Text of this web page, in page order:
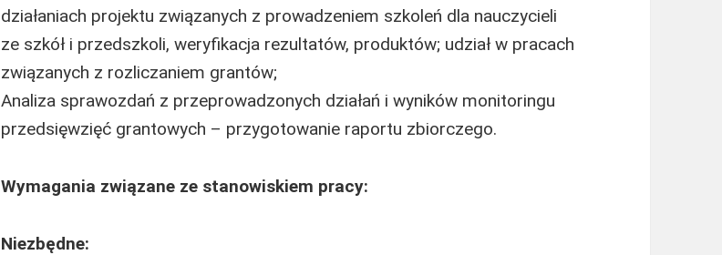
działaniach projektu związanych z prowadzeniem szkoleń dla nauczycieli
ze szkół i przedszkoli, weryfikacja rezultatów, produktów; udział w pracach
związanych z rozliczaniem grantów;
Analiza sprawozdań z przeprowadzonych działań i wyników monitoringu
przedsięwzięć grantowych – przygotowanie raportu zbiorczego.
Wymagania związane ze stanowiskiem pracy:
Niezbędne: